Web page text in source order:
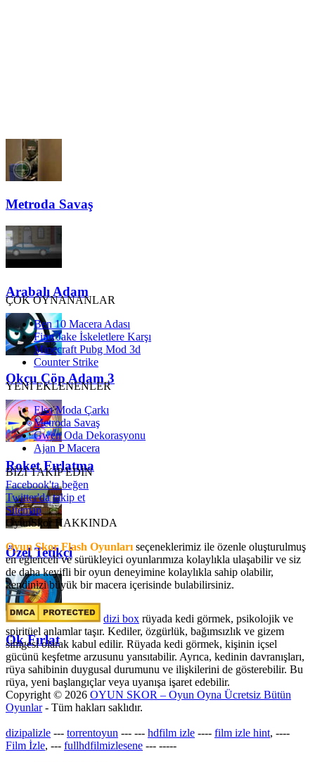
Metroda Savaş
Arabalı Adam
Okçu Çöp Adam 3
Roket Fırlatma
Özel Tetikçi
Ok Fırlat
ÇOK OYNANANLAR
Ben 10 Macera Adası
Finn Jake İskeletlere Karşı
Minecraft Pubg Mod 3d
Counter Strike
YENİ EKLENENLER
Elsa Moda Çarkı
Metroda Savaş
Gwen Oda Dekorasyonu
Ajan P Macera
BİZİ TAKİP EDİN
Facebook'ta beğen
Twitter'da takip et
Sitemap
OyunSkor HAKKINDA
Oyun Skor Flash Oyunları seçeneklerimiz ile özenle oluşturulmuş
en eğlenceli ve sürükleyici oyunlarımıza kolaylıkla ulaşabilir ve siz
de daha keyifli bir oyun deneyimine kolaylıkla sahip olabilir,
kendinizi büyük bir macera içerisinde bulabilirsiniz.
dizi box rüyada kedi görmek​, psikolojik ve
spiritüel anlamlar taşır. Kediler, özgürlük, bağımsızlık ve gizem
simgesi olarak kabul edilir. Rüyada kedi görmek, kişinin içsel
gücünü keşfetme arzusunu yansıtabilir. Ayrıca, kedinin davranışları,
rüya sahibinin duygusal durumunu ve ilişkilerini de gösterebilir. Bu
rüya, yeni başlangıçlar veya uyanışa işaret edebilir.
Copyright © 2026 OYUN SKOR – Oyun Oyna Ücretsiz Bütün
Oyunlar- Tüm hakları saklıdır.
dizipalizle --- torrentoyun --- --- hdfilm izle ---- film izle hint, ----
Film İzle, --- fullhdfilmizlesene --- -----